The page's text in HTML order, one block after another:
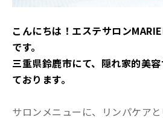
こんにちは！エステサロン
です。
三重県鈴鹿市にて、隠れ家的美
ております。
サロンメニューに、リンパケア